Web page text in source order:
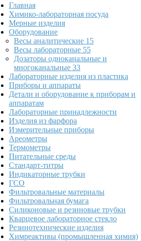
Главная
Химико-лабораторная посуда
Мерные изделия
Оборудование
Весы аналитические 15
Весы лабораторные 55
Дозаторы одноканальные и
многоканальные 33
Лабораторные изделия из пластика
Приборы и аппараты
Детали и оборудование к приборам и
аппаратам
Лабораторные принадлежности
Изделия из фарфора
Измерительные приборы
Ареометры
Термометры
Питательные среды
Стандарт-титры
Индикаторные трубки
ГСО
Фильтровальные материалы
Фильтровальная бумага
Силиконовые и резиновые трубки
Кварцевое лабораторное стекло
Резинотехнические изделия
Химреактивы (промышленная химия)